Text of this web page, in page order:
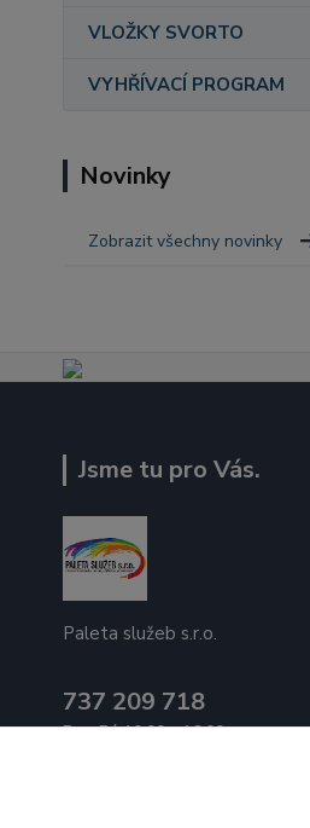
VLOŽKY SVORTO
VYHŘÍVACÍ PROGRAM
Novinky
Zobrazit všechny novinky
Jsme tu pro Vás.
Paleta služeb s.r.o.
737 209 718
Po - Pá 10:00 - 16:00